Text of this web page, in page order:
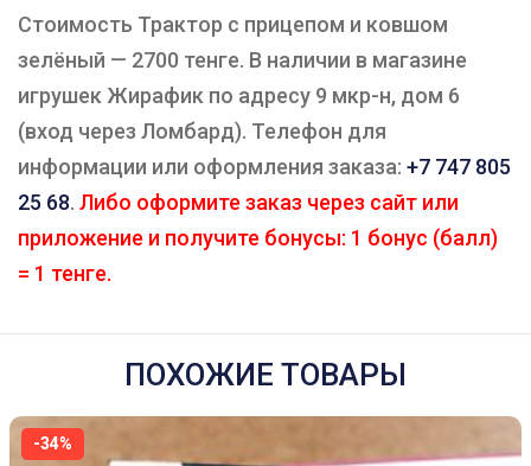
Стоимость Трактор с прицепом и ковшом
зелёный — 2700 тенге. В наличии в магазине
игрушек Жирафик по адресу 9 мкр-н, дом 6
(вход через Ломбард). Телефон для
информации или оформления заказа: +7 747 805
25 68. Либо оформите заказ через сайт или
приложение и получите бонусы: 1 бонус (балл)
= 1 тенге.
ПОХОЖИЕ ТОВАРЫ
-34%